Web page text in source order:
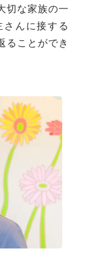
切な家族の一
んに接する
ることができ